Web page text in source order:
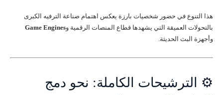
هذا التنوع في حضور شخصيات بارزة يعكس اهتمام صناعة الترفيه الكبرى
بالتحولات العميقة التي يشهدها قطاع المنصات الرقمية وGame Engines
وأجهزة البث الحديثة.
⚙️ الترشيحات الكاملة: نحو دمج